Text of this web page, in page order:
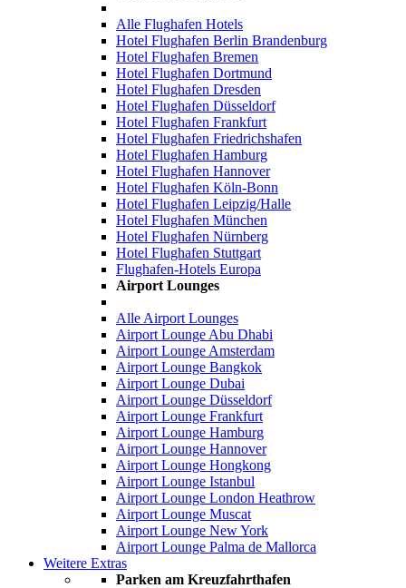
Alle Flughafen Hotels
Hotel Flughafen Berlin Brandenburg
Hotel Flughafen Bremen
Hotel Flughafen Dortmund
Hotel Flughafen Dresden
Hotel Flughafen Düsseldorf
Hotel Flughafen Frankfurt
Hotel Flughafen Friedrichshafen
Hotel Flughafen Hamburg
Hotel Flughafen Hannover
Hotel Flughafen Köln-Bonn
Hotel Flughafen Leipzig/Halle
Hotel Flughafen München
Hotel Flughafen Nürnberg
Hotel Flughafen Stuttgart
Flughafen-Hotels Europa
Airport Lounges
Alle Airport Lounges
Airport Lounge Abu Dhabi
Airport Lounge Amsterdam
Airport Lounge Bangkok
Airport Lounge Dubai
Airport Lounge Düsseldorf
Airport Lounge Frankfurt
Airport Lounge Hamburg
Airport Lounge Hannover
Airport Lounge Hongkong
Airport Lounge Istanbul
Airport Lounge London Heathrow
Airport Lounge Muscat
Airport Lounge New York
Airport Lounge Palma de Mallorca
Weitere Extras
Parken am Kreuzfahrthafen